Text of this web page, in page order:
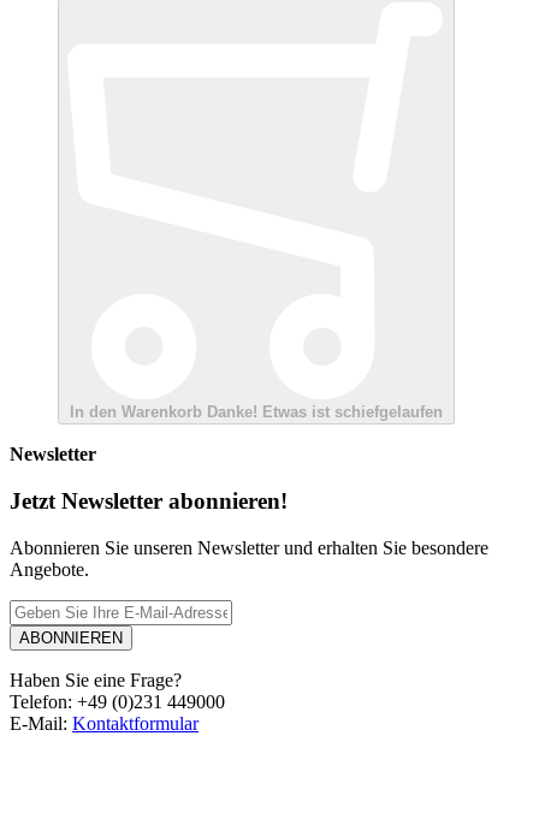
In den Warenkorb Danke! Etwas ist schiefgelaufen
Newsletter
Jetzt Newsletter abonnieren!
Abonnieren Sie unseren Newsletter und erhalten Sie besondere
Angebote.
ABONNIEREN
Haben Sie eine Frage?
Telefon: +49 (0)231 449000
E-Mail: Kontaktformular